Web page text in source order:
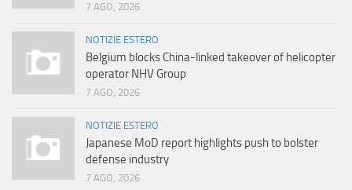
7 AGO, 2026
NOTIZIE ESTERO
Belgium blocks China-linked takeover of helicopter
operator NHV Group
7 AGO, 2026
NOTIZIE ESTERO
Japanese MoD report highlights push to bolster
defense industry
7 AGO, 2026